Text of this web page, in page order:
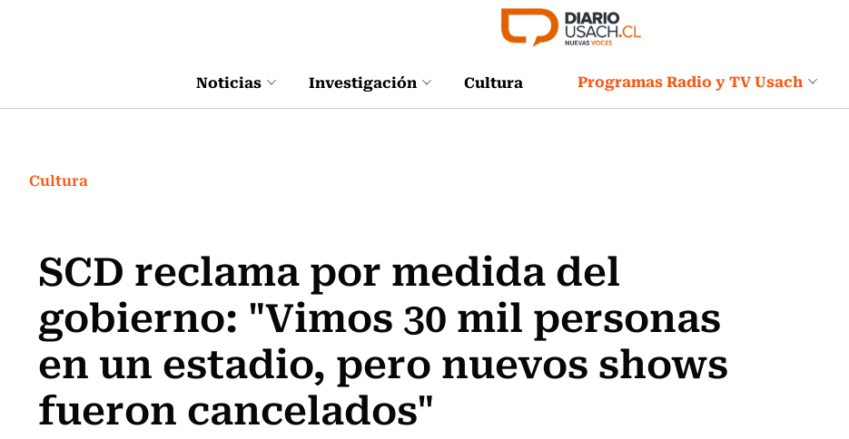
Noticias Investigación Cultura Programas Radio y TV Usach
Cultura
SCD reclama por medida del
gobierno: "Vimos 30 mil personas
en un estadio, pero nuevos shows
fueron cancelados"